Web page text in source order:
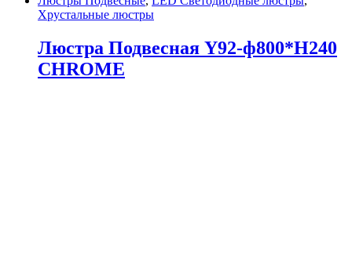
Хрустальные люстры
Люстра Подвесная Y92-ф800*H240
CHROME